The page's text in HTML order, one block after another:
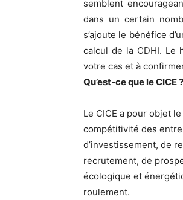
semblent
dans un certain
s’ajoute le bénéfice
calcul de la CDHI. Le
votre cas et à
Qu’est-ce que le CICE ?
Le CICE a pour objet
compétitivité des
d’investissement, de
recrutement, de
écologique et
roulement.